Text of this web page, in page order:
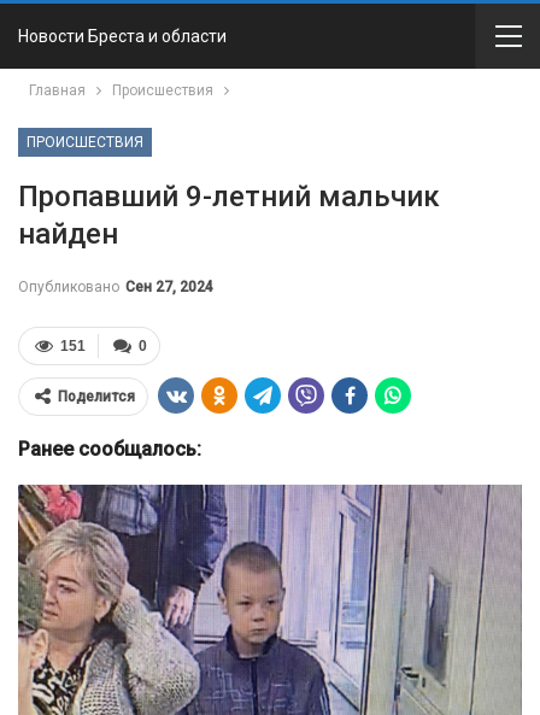
Новости Бреста и области
Главная Происшествия
ПРОИСШЕСТВИЯ
Пропавший 9-летний мальчик
найден
Опубликовано Сен 27, 2024
0
151
Поделится
Ранее сообщалось: